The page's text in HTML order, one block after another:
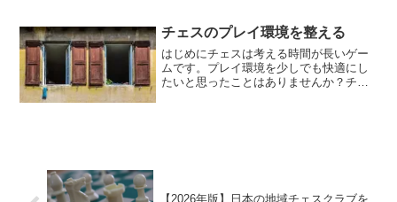
ると、自分が応援したくなるプレイヤー
に巡り会えるかもしれませ...
チェスのプレイ環境を整える
はじめにチェスは考える時間が長いゲー
ムです。プレイ環境を少しでも快適にし
たいと思ったことはありませんか？チェ
【2026年版】日本の地域チェスクラブを